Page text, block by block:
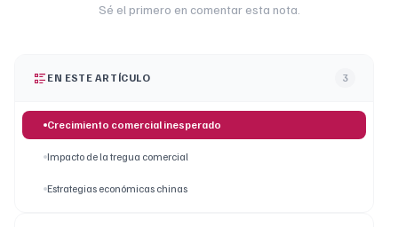
Sé el primero en comentar esta nota.
EN ESTE ARTÍCULO 3
Crecimiento comercial inesperado
Impacto de la tregua comercial
Estrategias económicas chinas